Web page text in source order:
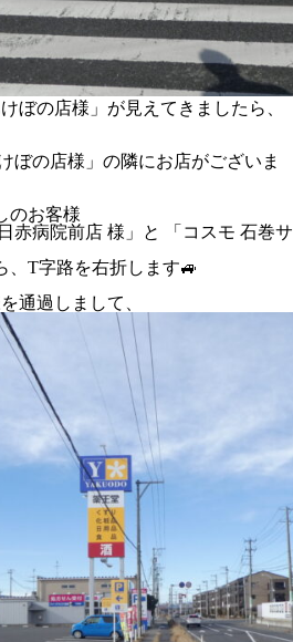
ぼの店様」が見えてきましたら、
ぼの店様」の隣にお店がございま
のお客様
赤病院前店 様」と 「コスモ 石巻サ
、T字路を右折します🚙
通過しまして、